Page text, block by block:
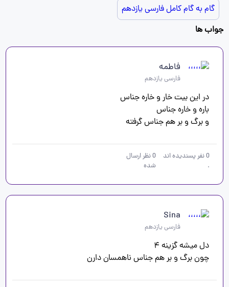
گام به گام کامل فارسی یازدهم
جواب ها
فاطمه
فارسی یازدهم
و برگ و بر هم جناس گرفته
0نفر پسندیده اند
.
0نظر ارسال
شده
Sina
فارسی یازدهم
چون برگ و بر هم جناس ناهمسان دارن